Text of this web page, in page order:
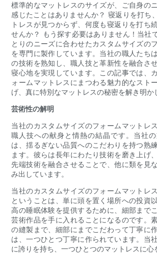
標準的なマットレスのサイズが、ご自身の
感じたことはありませんか？ 寝返りを打ち
トレスが見つからず、何度も寝返りを打ち
せんか？ もう探す必要はありません！当社
とりのニーズに合わせたカスタムサイズの
を専門に製作しています。当社の職人たち
の技術を熟知し、職人技と革新性を融合さ
寝心地を実現しています。この記事では、
ォームマットレスにまつわる魅力的なスト
げ、真に特別なマットレスの秘密を解き明か
芸術性の解明
当社のカスタムサイズのフォームマットレ
職人技への献身と情熱の結晶です。当社
は、揺るぎない品質へのこだわりを持つ熟
ます。彼らは長年にわたり技術を磨き上げ
先端技術を融合させることで、他に類を見
み出しています。
当社のカスタムサイズのフォームマットレ
ということは、単に頭を置く場所への投資
高の睡眠体験を提供するために、細部まで
芸術作品を手に入れることになるのです。
の縫製まで、細部にまでこだわって丁寧に
は、一つひとつ丁寧に作られています。当
に誇りを持ち、一つひとつのマットレスに心